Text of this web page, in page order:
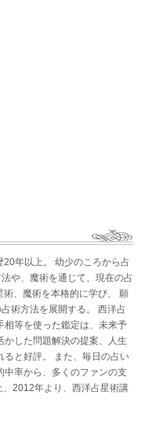
年以上。 幼少のころから占
や、魔術を通じて、現在の占
、魔術を本格的に学び、 願
術方法を展開する。 西洋占
相等を使った鑑定は、未来予
した問題解決の提案、人生
ると好評。 また、毎日の占い
中率から、多くのファンの支
2012年より、西洋占星術講